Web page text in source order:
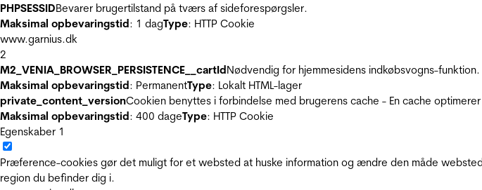
PHPSESSIDBevarer brugertilstand på tværs af sideforespørgsler.
Maksimal opbevaringstid: 1 dagType: HTTP Cookie
www.garnius.dk
2
M2_VENIA_BROWSER_PERSISTENCE__cartIdNødvendig for hjemmesidens indkøbsvogns-
Maksimal opbevaringstid: PermanentType: Lokalt HTML-lager
private_content_versionCookien benyttes i forbindelse med brugerens cache - En cache
Maksimal opbevaringstid: 400 dageType: HTTP Cookie
Egenskaber 1
Præference-cookies gør det muligt for et websted at huske information og ændre den måde
region du befinder dig i.